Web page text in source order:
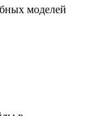
моделей